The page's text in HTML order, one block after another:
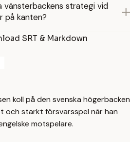
vänsterbackens strategi vid
kanten?
SRT & Markdown
koll på den svenska högerbacken
och starkt försvarsspel när han
motspelare.